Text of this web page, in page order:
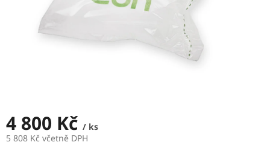
4 800 Kč / ks
5 808 Kč včetně DPH